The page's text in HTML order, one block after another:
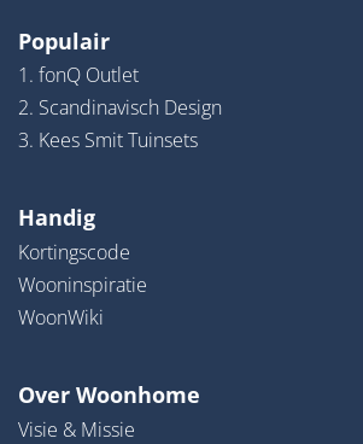
Populair
1. fonQ Outlet
2. Scandinavisch Design
3. Kees Smit Tuinsets
Handig
Kortingscode
Wooninspiratie
WoonWiki
Over Woonhome
Visie & Missie